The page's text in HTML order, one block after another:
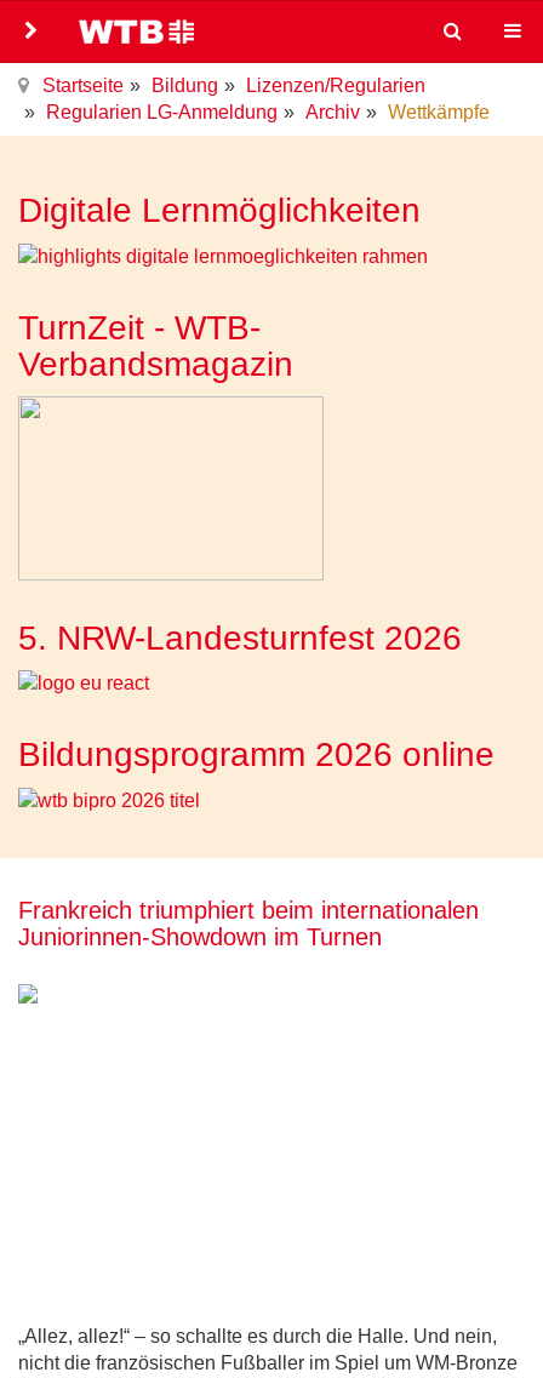
Startseite Bildung
Lizenzen/Regularien
Regularien LG-Anmeldung
Archiv Wettkämpfe
Digitale Lernmöglichkeiten
TurnZeit - WTB-
Verbandsmagazin
5. NRW-Landesturnfest 2026
Bildungsprogramm 2026 online
Frankreich triumphiert beim internationalen
Juniorinnen-Showdown im Turnen
„Allez, allez!“ – so schallte es durch die Halle. Und nein,
nicht die französischen Fußballer im Spiel um WM-Bronze